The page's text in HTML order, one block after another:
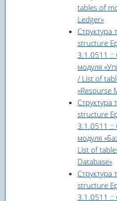
tables of
Ledger»
Структура
structure
3.1.0511 ::
модуля
/ List of
«Resourse
Структура
structure
3.1.0511 ::
модуля
List of
Database»
Структура
structure
3.1.0511 ::